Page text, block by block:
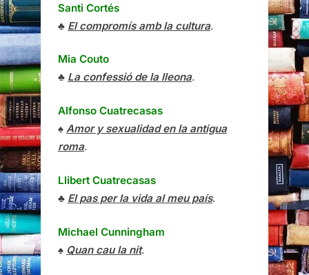
Santi Cortés
♣ El compromís amb la cultura.
Mia Couto
♣ La confessió de la lleona.
Alfonso Cuatrecasas
♠ Amor y sexualidad en la antigua
roma.
Llibert Cuatrecasas
♣ El pas per la vida al meu país.
Michael Cunningham
♠ Quan cau la nit.